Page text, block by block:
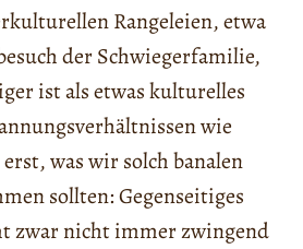
Rangeleien, etwa
der Schwiegerfamilie,
ist als etwas kulturelles
wie
was wir solch banalen
sollten: Gegenseitiges
zwar nicht immer zwingend